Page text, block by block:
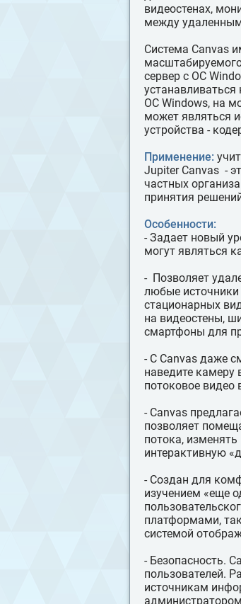
видеостенах,
между
Система Canvas
сервер с ОС
устанавливаться
ОС Windows, на
может являться
устройства -
Применение:
Jupiter Canvas -
частных
принятия
Особенности:
- Задает новый
могут являться
- Позволяет
любые
стационарных
на видеостены,
смартфоны для
- С Canvas даже
наведите камеру
потоковое видео
- Canvas
позволяет
потока,
интерактивную
- Создан для
изучением «еще
платформами,
системой
- Безопасность.
пользователей.
источникам